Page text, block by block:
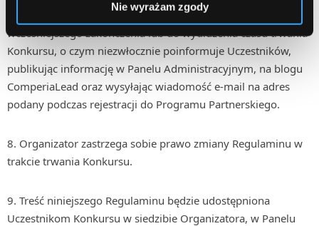
Nie wyrażam zgody
7. Organizator Konkursu zastrzega sobie prawo do
wcześniejszego zakończenia lub do wydłużenia czasu trwania
Konkursu, o czym niezwłocznie poinformuje Uczestników,
publikując informację w Panelu Administracyjnym, na blogu
ComperiaLead oraz wysyłając wiadomość e-mail na adres
podany podczas rejestracji do Programu Partnerskiego.
8. Organizator zastrzega sobie prawo zmiany Regulaminu w
trakcie trwania Konkursu.
9. Treść niniejszego Regulaminu będzie udostępniona
Uczestnikom Konkursu w siedzibie Organizatora, w Panelu